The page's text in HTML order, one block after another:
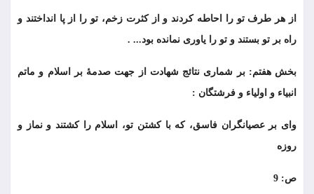
از هر طرف تو را احاطه کردند و از کثرت زخم، تو را از پا انداختند و
راه بر تو بستند و تو را یاوری نمانده بود... .
بخش هفتم: بر شماری نتائج شهادت از جهت صدمۀ بر اسلام و ماتم
انبیاء و اولیاء و فرشتگان :
وای بر عصیانگران فاسق، که با کشتن تو، اسلام را کشتند و نماز و
روزه
ص: 9